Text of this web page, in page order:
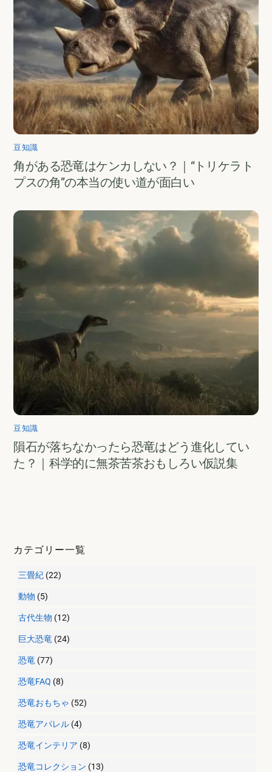
豆知識
角がある恐竜はケンカしない？｜“トリケラト
プスの角”の本当の使い道が面白い
豆知識
隕石が落ちなかったら恐竜はどう進化してい
た？｜科学的に無茶苦茶おもしろい仮説集
カテゴリー一覧
三畳紀 (22)
動物 (5)
古代生物 (12)
巨大恐竜 (24)
恐竜 (77)
恐竜FAQ (8)
恐竜おもちゃ (52)
恐竜アパレル (4)
恐竜インテリア (8)
恐竜コレクション (13)